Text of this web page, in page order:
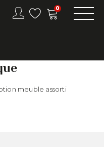
0
meuble assorti